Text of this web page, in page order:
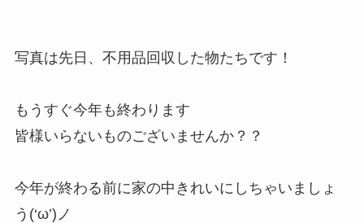
写真は先日、不用品回収した物たちです！
もうすぐ今年も終わります
皆様いらないものございませんか？？
今年が終わる前に家の中きれいにしちゃいましょ
う(‘ω’)ノ